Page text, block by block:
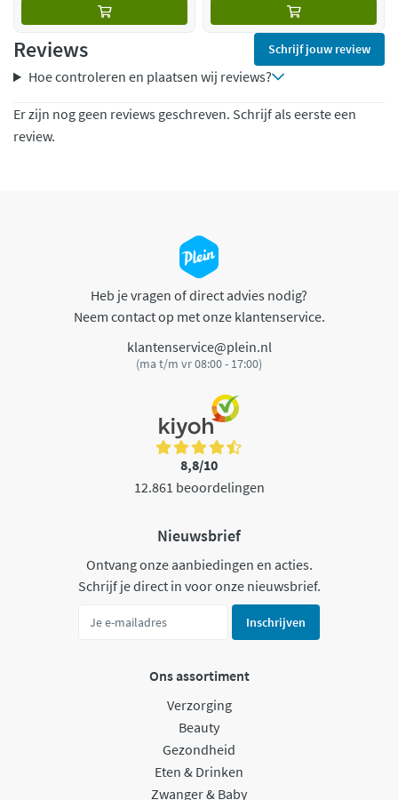
Reviews Schrijf jouw review
Hoe controleren en plaatsen wij reviews?
Er zijn nog geen reviews geschreven. Schrijf als eerste een
review.
Heb je vragen of direct advies nodig?
Neem contact op met onze klantenservice.
klantenservice@plein.nl
(ma t/m vr 08:00 - 17:00)
8,8/10
12.861 beoordelingen
Nieuwsbrief
Ontvang onze aanbiedingen en acties.
Schrijf je direct in voor onze nieuwsbrief.
Inschrijven
Ons assortiment
Verzorging
Beauty
Gezondheid
Eten & Drinken
Zwanger & Baby